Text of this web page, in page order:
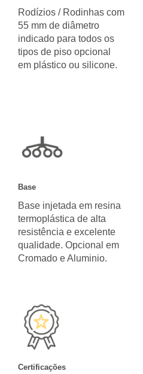
Rodízios / Rodinhas com
55 mm de diâmetro
indicado para todos os
tipos de piso opcional
em plástico ou silicone.
Base
Base injetada em resina
termoplástica de alta
resistência e excelente
qualidade. Opcional em
Cromado e Aluminio.
Certificações